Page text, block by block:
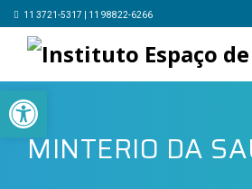
11 3721-5317 | 11 98822-6266
MINTERIO DA
Barra de Ferramentas Aberta